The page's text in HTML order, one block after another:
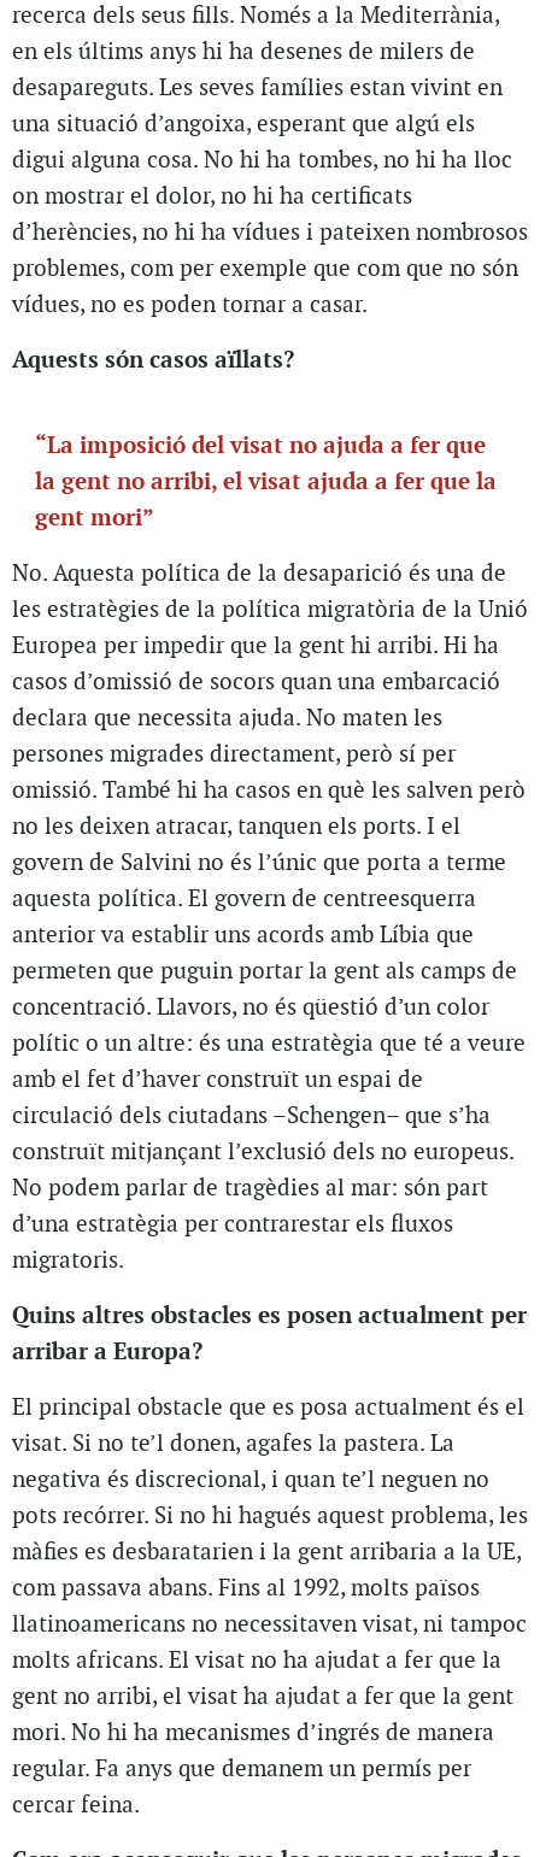
recerca dels seus fills. Només a la Mediterrània,
en els últims anys hi ha desenes de milers de
desapareguts. Les seves famílies estan vivint en
una situació d’angoixa, esperant que algú els
digui alguna cosa. No hi ha tombes, no hi ha lloc
on mostrar el dolor, no hi ha certificats
d’herències, no hi ha vídues i pateixen nombrosos
problemes, com per exemple que com que no són
vídues, no es poden tornar a casar.
Aquests són casos aïllats?
“La imposició del visat no ajuda a fer que
la gent no arribi, el visat ajuda a fer que la
gent mori”
No. Aquesta política de la desaparició és una de
les estratègies de la política migratòria de la Unió
Europea per impedir que la gent hi arribi. Hi ha
casos d’omissió de socors quan una embarcació
declara que necessita ajuda. No maten les
persones migrades directament, però sí per
omissió. També hi ha casos en què les salven però
no les deixen atracar, tanquen els ports. I el
govern de Salvini no és l’únic que porta a terme
aquesta política. El govern de centreesquerra
anterior va establir uns acords amb Líbia que
permeten que puguin portar la gent als camps de
concentració. Llavors, no és qüestió d’un color
polític o un altre: és una estratègia que té a veure
amb el fet d’haver construït un espai de
circulació dels ciutadans –Schengen– que s’ha
construït mitjançant l’exclusió dels no europeus.
No podem parlar de tragèdies al mar: són part
d’una estratègia per contrarestar els fluxos
migratoris.
Quins altres obstacles es posen actualment per
arribar a Europa?
El principal obstacle que es posa actualment és el
visat. Si no te’l donen, agafes la pastera. La
negativa és discrecional, i quan te’l neguen no
pots recórrer. Si no hi hagués aquest problema, les
màfies es desbaratarien i la gent arribaria a la UE,
com passava abans. Fins al 1992, molts països
llatinoamericans no necessitaven visat, ni tampoc
molts africans. El visat no ha ajudat a fer que la
gent no arribi, el visat ha ajudat a fer que la gent
mori. No hi ha mecanismes d’ingrés de manera
regular. Fa anys que demanem un permís per
cercar feina.